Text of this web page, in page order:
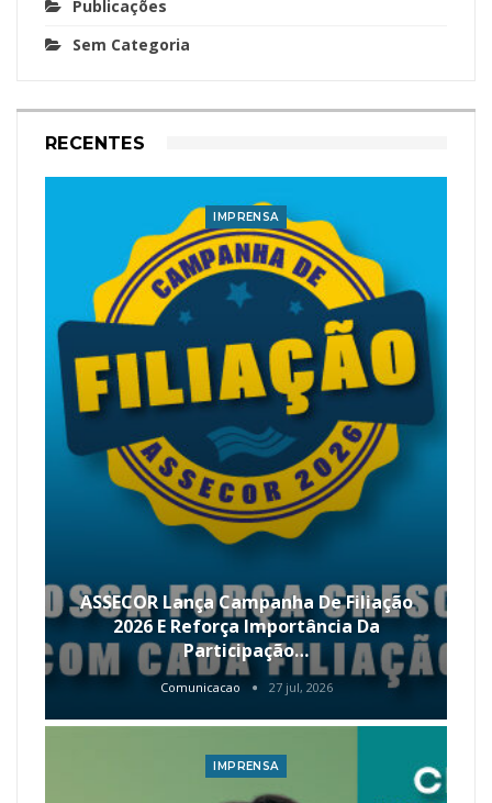
Publicações
Sem Categoria
RECENTES
IMPRENSA
ASSECOR Lança Campanha De Filiação
2026 E Reforça Importância Da
Participação…
Comunicacao 27 jul, 2026
IMPRENSA